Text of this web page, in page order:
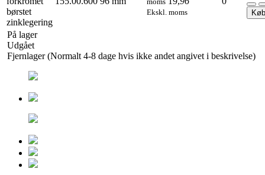
Ekskl. moms Køb
På lager
Udgået
Fjernlager (Normalt 4-8 dage hvis ikke andet angivet i beskrivelse)